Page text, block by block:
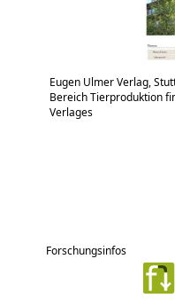
Eugen Ulmer Verlag,
Bereich Tierproduktion
Verlages
Forschungsinfos